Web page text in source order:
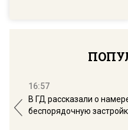
16:57
В ГД рассказали о
беспорядочную